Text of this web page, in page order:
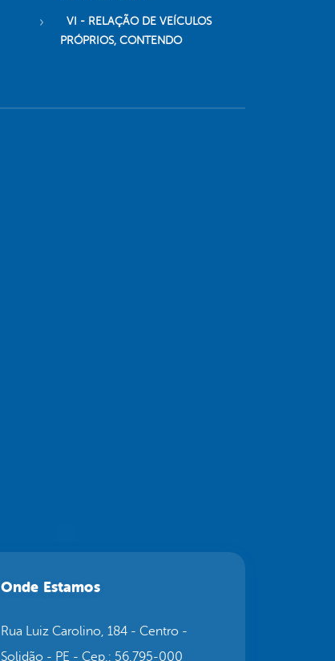
VI - RELAÇÃO DE VEÍCULOS
PRÓPRIOS, CONTENDO
Onde Estamos
Rua Luiz Carolino, 184 - Centro -
Solidão - PE - Cep.: 56.795-000